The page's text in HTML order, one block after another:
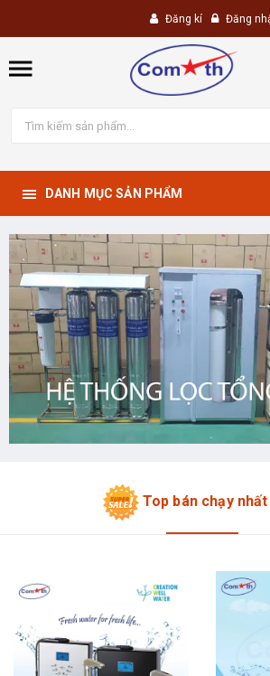
Đăng kí Đăng
DANH MỤC SẢN PHẨM
Top bán chạy